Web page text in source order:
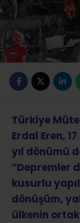
Türkiye
Erdal Eren,
yıl dönümü
“Depremler
kusurlu
dönüşüm,
ülkenin